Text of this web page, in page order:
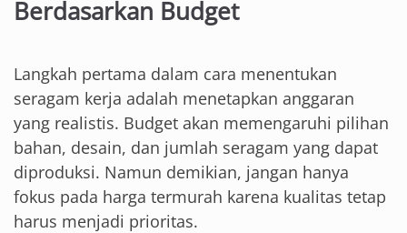
Berdasarkan Budget
Langkah pertama dalam cara menentukan
seragam kerja adalah menetapkan anggaran
yang realistis. Budget akan memengaruhi pilihan
bahan, desain, dan jumlah seragam yang dapat
diproduksi. Namun demikian, jangan hanya
fokus pada harga termurah karena kualitas tetap
harus menjadi prioritas.